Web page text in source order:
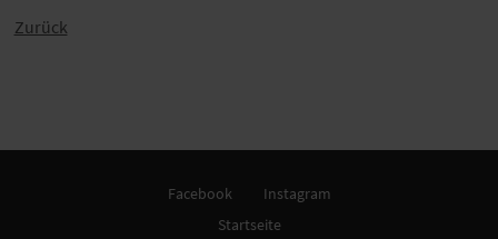
Zurück
Facebook
Instagram
Startseite